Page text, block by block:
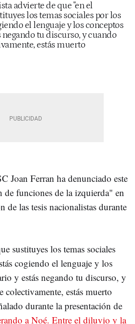
advierte de que "en el
los temas sociales por los
el lenguaje y los conceptos
tu discurso, y cuando
estás muerto
Joan Ferran ha denunciado este
de funciones de la izquierda" en
de las tesis nacionalistas durante
sustituyes los temas sociales
cogiendo el lenguaje y los
y estás negando tu discurso, y
colectivamente, estás muerto
durante la presentación de
a Noé. Entre el diluvio y la